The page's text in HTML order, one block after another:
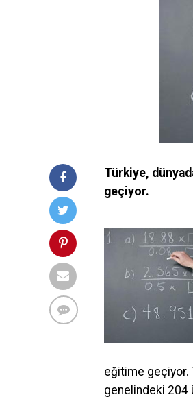
Türkiye,
geçiyor.
eğitime geçiyor.
genelindeki 204